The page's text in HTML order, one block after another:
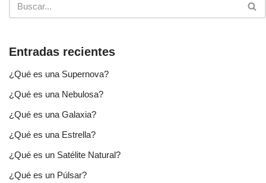
Entradas recientes
¿Qué es una Supernova?
¿Qué es una Nebulosa?
¿Qué es una Galaxia?
¿Qué es una Estrella?
¿Qué es un Satélite Natural?
¿Qué es un Púlsar?